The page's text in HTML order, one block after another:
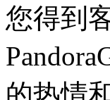
您得到